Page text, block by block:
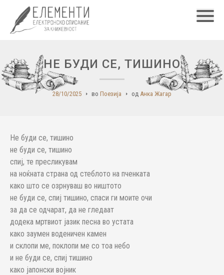
НЕ БУДИ СЕ, ТИШИНО
28/10/2025 во Поезија од Анка Жагар
Не буди се, тишино
не буди се, тишино
спиј, те пресликувам
на ноќната страна од стеблото на пченката
како што се озрнуваш во ништото
не буди се, спиј тишино, спаси ги моите очи
за да се одчарат, да не гледаат
додека мртвиот јазик песна во устата
како заумен воденичен камен
и склопи ме, поклопи ме со тоа небо
и не буди се, спиј тишино
како јапонски војник